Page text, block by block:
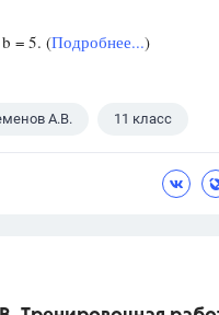
= 5. (Подробнее...)
А.В. 11 класс